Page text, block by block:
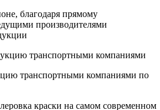
благодаря прямому
производителями
транспортными компаниями по